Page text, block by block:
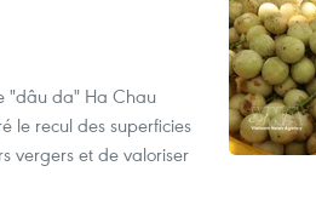
"dâu da" Ha Chau
le recul des superficies
vergers et de valoriser